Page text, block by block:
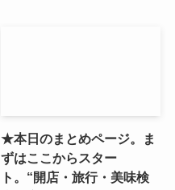
★本日のまとめページ。ま
ずはここからスター
ト。“開店・旅行・美味検